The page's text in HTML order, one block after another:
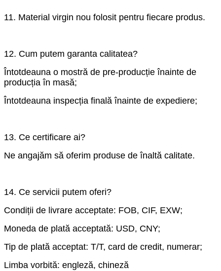
11. Material virgin nou folosit pentru fiecare produs.
12. Cum putem garanta calitatea?
Întotdeauna o mostră de pre-producție înainte de
producția în masă;
Întotdeauna inspecția finală înainte de expediere;
13. Ce certificare ai?
Ne angajăm să oferim produse de înaltă calitate.
14. Ce servicii putem oferi?
Condiții de livrare acceptate: FOB, CIF, EXW;
Moneda de plată acceptată: USD, CNY;
Tip de plată acceptat: T/T, card de credit, numerar;
Limba vorbită: engleză, chineză